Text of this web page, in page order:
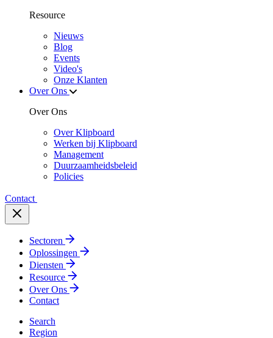
Resource
Nieuws
Blog
Events
Video's
Onze Klanten
Over Ons
Over Ons
Over Klipboard
Werken bij Klipboard
Management
Duurzaamheidsbeleid
Policies
Contact
Sectoren
Oplossingen
Diensten
Resource
Over Ons
Contact
Search
Region